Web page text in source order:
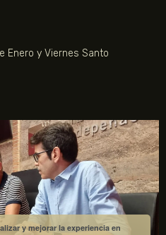
Enero y Viernes Santo
y mejorar la experiencia en